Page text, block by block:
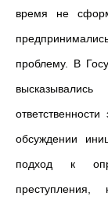
время не
проблему. В
обсуждении
подход к